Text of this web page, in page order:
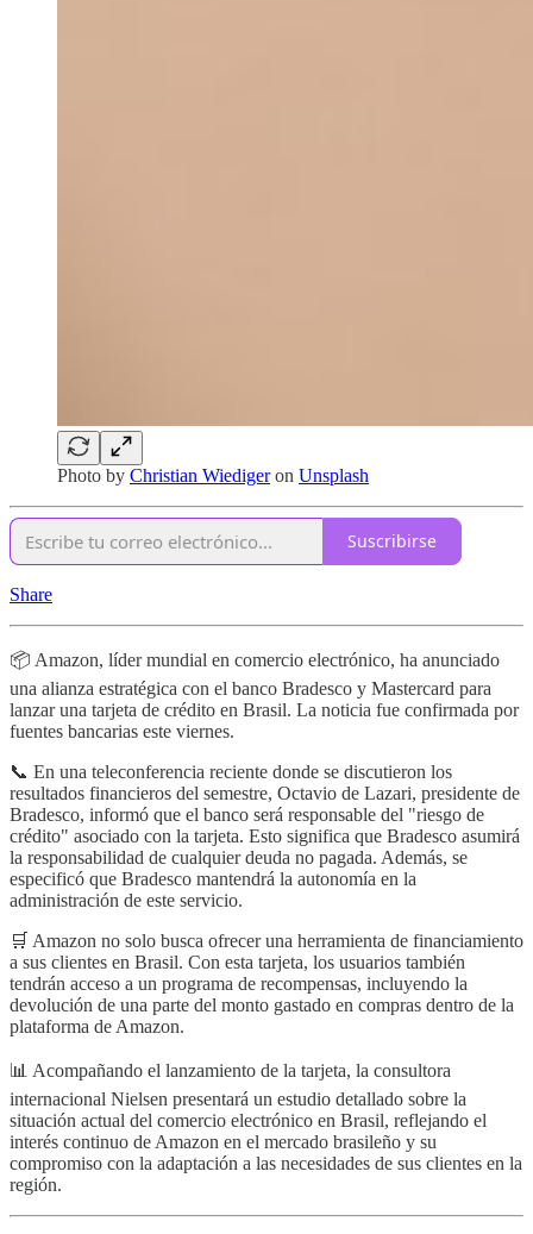
Photo by Christian Wiedigeron Unsplash
Suscribirse
Share
📦 Amazon, líder mundial en comercio electrónico, ha anunciado
una alianza estratégica con el banco Bradesco y Mastercard para
lanzar una tarjeta de crédito en Brasil. La noticia fue confirmada por
fuentes bancarias este viernes.
📞 En una teleconferencia reciente donde se discutieron los
resultados financieros del semestre, Octavio de Lazari, presidente de
Bradesco, informó que el banco será responsable del "riesgo de
crédito" asociado con la tarjeta. Esto significa que Bradesco asumirá
la responsabilidad de cualquier deuda no pagada. Además, se
especificó que Bradesco mantendrá la autonomía en la
administración de este servicio.
🛒 Amazon no solo busca ofrecer una herramienta de financiamiento
a sus clientes en Brasil. Con esta tarjeta, los usuarios también
tendrán acceso a un programa de recompensas, incluyendo la
devolución de una parte del monto gastado en compras dentro de la
plataforma de Amazon.
📊 Acompañando el lanzamiento de la tarjeta, la consultora
internacional Nielsen presentará un estudio detallado sobre la
situación actual del comercio electrónico en Brasil, reflejando el
interés continuo de Amazon en el mercado brasileño y su
compromiso con la adaptación a las necesidades de sus clientes en la
región.